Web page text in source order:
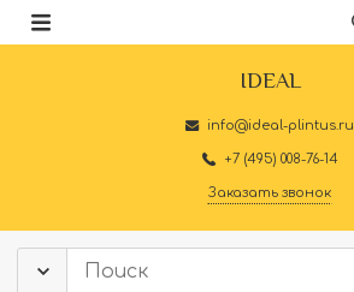
IDEAL
info@ideal-plintus.ru
+7 (495) 008-76-14
Заказать звонок